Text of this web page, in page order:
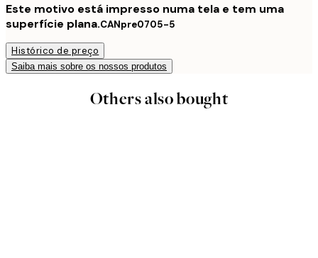
Este motivo está impresso numa tela e tem uma
superfície plana.CANpre0705-5
Histórico de preço
Saiba mais sobre os nossos produtos
Others also bought